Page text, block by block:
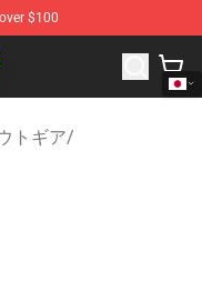
$100
Inanimate Insanity
トギア/